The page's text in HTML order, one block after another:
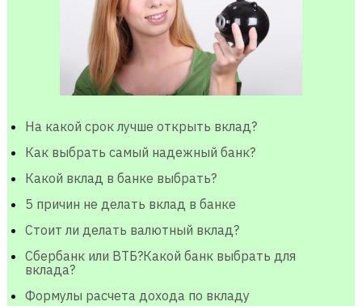
На какой срок лучше открыть вклад?
Как выбрать самый надежный банк?
Какой вклад в банке выбрать?
5 причин не делать вклад в банке
Стоит ли делать валютный вклад?
Сбербанк или ВТБ?Какой банк выбрать для
вклада?
Формулы расчета дохода по вкладу